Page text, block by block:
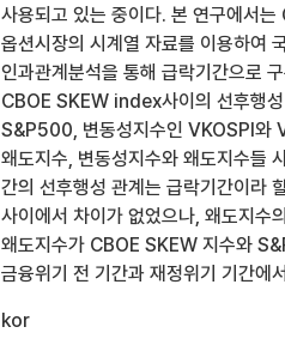
사용되고 있는 중이다. 본 연구에서
옵션시장의 시계열 자료를 이용하여
인과관계분석을 통해 급락기간으로
CBOE SKEW index사이의 선후행
S&P500, 변동성지수인 VKOSPI와
왜도지수, 변동성지수와 왜도지수들
간의 선후행성 관계는 급락기간이라
사이에서 차이가 없었으나, 왜도지수
왜도지수가 CBOE SKEW 지수와
금융위기 전 기간과 재정위기 기간에
kor